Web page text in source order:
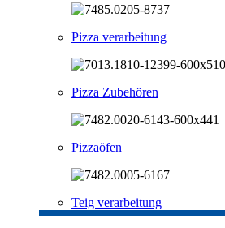
Pizza verarbeitung
Pizza Zubehören
Pizzaöfen
Teig verarbeitung